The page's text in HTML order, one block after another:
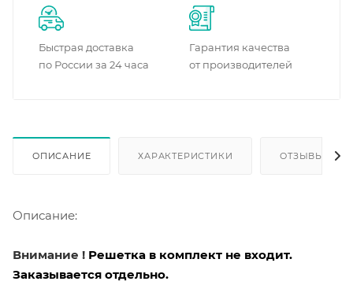
Быстрая доставка
по России за 24 часа
Гарантия качества
от производителей
ОПИСАНИЕ ХАРАКТЕРИСТИКИ ОТЗЫВЫ
Описание:
Внимание ! Решетка в комплект не входит.
Заказывается отдельно.